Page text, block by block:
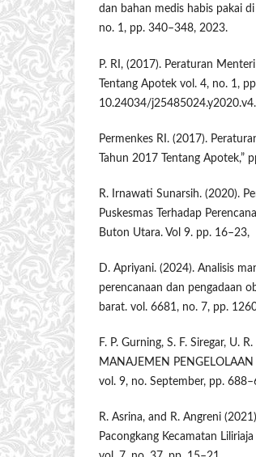
dan bahan medis habis pakai
no. 1, pp. 340–348, 2023.
P. RI, (2017). Peraturan
Tentang Apotek vol. 4, no. 1,
10.24034/
Permenkes RI. (2017).
Tahun 2017 Tentang Apotek,”
R. Irnawati Sunarsih. (2020).
Puskesmas Terhadap
Buton Utara. Vol 9. pp. 16–23,
D. Apriyani. (2024). Analisis
perencanaan dan pengadaan
barat. vol. 6681, no. 7, pp.
F. P. Gurning, S. F. Siregar, U.
MANAJEMEN
vol. 9, no. September, pp.
R. Asrina, and R. Angreni
Pacongkang Kecamatan